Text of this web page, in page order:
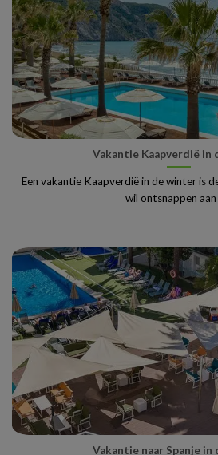
Vakantie Kaapverdië in
Een vakantie Kaapverdië in de winter is
wil ontsnappen aan
Vakantie naar Spanje